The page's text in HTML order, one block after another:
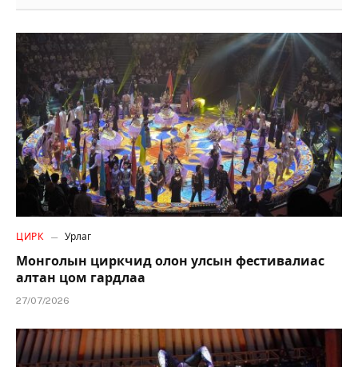
ЦИРК Урлаг
Монголын циркчид олон улсын фестивалиас
алтан цом гардлаа
27/07/2026